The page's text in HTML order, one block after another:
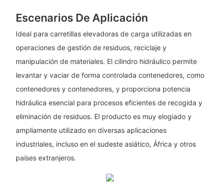
Escenarios De Aplicación
Ideal para carretillas elevadoras de carga utilizadas en
operaciones de gestión de residuos, reciclaje y
manipulación de materiales. El cilindro hidráulico permite
levantar y vaciar de forma controlada contenedores, como
contenedores y contenedores, y proporciona potencia
hidráulica esencial para procesos eficientes de recogida y
eliminación de residuos. El producto es muy elogiado y
ampliamente utilizado en diversas aplicaciones
industriales, incluso en el sudeste asiático, África y otros
países extranjeros.